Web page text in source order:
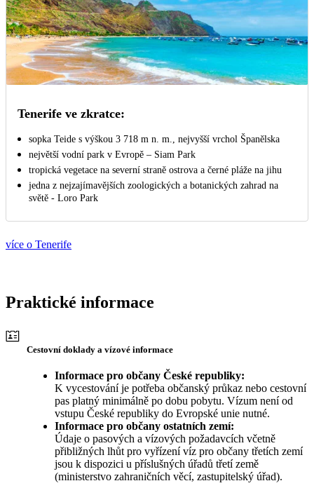
Tenerife ve zkratce:
sopka Teide s výškou 3 718 m n. m., nejvyšší vrchol Španělska
největší vodní park v Evropě – Siam Park
tropická vegetace na severní straně ostrova a černé pláže na jihu
jedna z nejzajímavějších zoologických a botanických zahrad na
světě - Loro Park
více o Tenerife
Praktické informace
Cestovní doklady a vízové informace
Informace pro občany České republiky:
K vycestování je potřeba občanský průkaz nebo cestovní
pas platný minimálně po dobu pobytu. Vízum není od
vstupu České republiky do Evropské unie nutné.
Informace pro občany ostatních zemí:
Údaje o pasových a vízových požadavcích včetně
přibližných lhůt pro vyřízení víz pro občany třetích zemí
jsou k dispozici u příslušných úřadů třetí země
(ministerstvo zahraničních věcí, zastupitelský úřad).